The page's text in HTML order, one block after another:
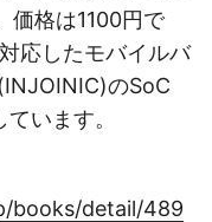
価格は1100円で
応したモバイルバ
のSoC
います。
books/detail/489